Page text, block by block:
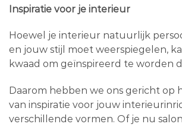
Inspiratie voor je interieur
Hoewel je interieur natuurlijk
en jouw stijl moet weerspiegelen,
kwaad om geïnspireerd te worden
Daarom hebben we ons gericht op
van inspiratie voor jouw
verschillende vormen. Of je nu